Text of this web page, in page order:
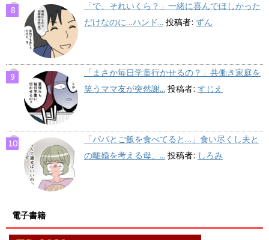
「で、それいくら？」一緒に喜んでほしかった
だけなのに…ハンド... 投稿者: ずん
「まさか毎日学童行かせるの？」共働き家庭を
笑うママ友が突然謝... 投稿者: すじえ
「パパとご飯を食べてると…」食い尽くし夫と
の離婚を考える母、... 投稿者: しろみ
電子書籍